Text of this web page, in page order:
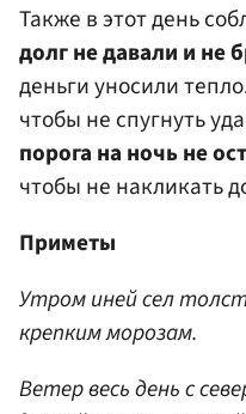
Также в этот день
долг не давали и не
деньги уносили
чтобы не спугнуть
порога на ночь не
чтобы не накликать
Приметы
Утром иней сел
крепким морозам.
Ветер весь день с